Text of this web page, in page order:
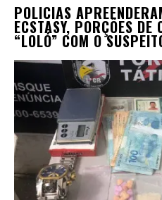
POLICIAS
ECSTASY, PORÇÕES
“LOLÓ” COM O